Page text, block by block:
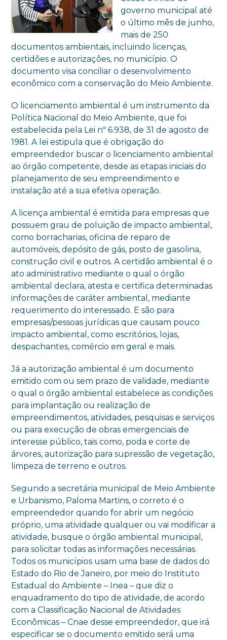
governo municipal até
o último mês de junho,
mais de 250
documentos ambientais, incluindo licenças,
certidões e autorizações, no município. O
documento visa conciliar o desenvolvimento
econômico com a conservação do Meio Ambiente.
O licenciamento ambiental é um instrumento da
Política Nacional do Meio Ambiente, que foi
estabelecida pela Lei nº 6.938, de 31 de agosto de
1981. A lei estipula que é obrigação do
empreendedor buscar o licenciamento ambiental
ao órgão competente, desde as etapas iniciais do
planejamento de seu empreendimento e
instalação até a sua efetiva operação.
A licença ambiental é emitida para empresas que
possuem grau de poluição de impacto ambiental,
como borracharias, oficina de reparo de
automóveis, depósito de gás, posto de gasolina,
construção civil e outros. A certidão ambiental é o
ato administrativo mediante o qual o órgão
ambiental declara, atesta e certifica determinadas
informações de caráter ambiental, mediante
requerimento do interessado. E são para
empresas/pessoas jurídicas que causam pouco
impacto ambiental, como escritórios, lojas,
despachantes, comércio em geral e mais.
Já a autorização ambiental é um documento
emitido com ou sem prazo de validade, mediante
o qual o órgão ambiental estabelece as condições
para implantação ou realização de
empreendimentos, atividades, pesquisas e serviços
ou para execução de obras emergenciais de
interesse público, tais como, poda e corte de
árvores, autorização para supressão de vegetação,
limpeza de terreno e outros.
Segundo a secretária municipal de Meio Ambiente
e Urbanismo, Paloma Martins, o correto é o
empreendedor quando for abrir um negócio
próprio, uma atividade qualquer ou vai modificar a
atividade, busque o órgão ambiental municipal,
para solicitar todas as informações necessárias.
Todos os municípios usam uma base de dados do
Estado do Rio de Janeiro, por meio do Instituto
Estadual do Ambiente – Inea – que diz o
enquadramento do tipo de atividade, de acordo
com a Classificação Nacional de Atividades
Econômicas – Cnae desse empreendedor, que irá
especificar se o documento emitido será uma